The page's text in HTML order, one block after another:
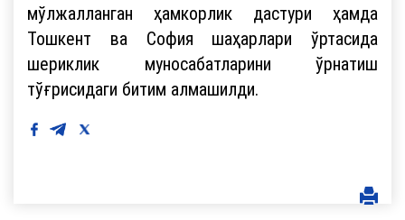
мўлжалланган ҳамкорлик дастури ҳамда
Тошкент ва София шаҳарлари ўртасида
шериклик муносабатларини ўрнатиш
тўғрисидаги битим алмашилди.